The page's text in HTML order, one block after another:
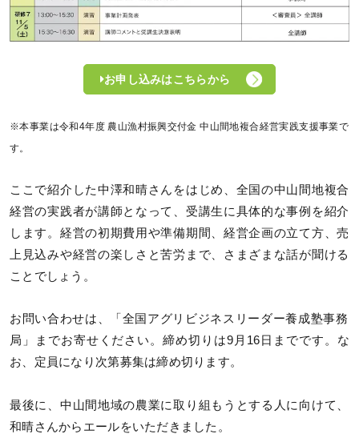
お申し込みはこちらから
※本事業は令和4年度 農山漁村振興交付金 中山間地複合経営実践支援事業で
す。
ここで紹介した中澤和晴さんをはじめ、全国の中山間地複合
経営の実践者が講師となって、受講生に具体的な事例を紹介
します。経営の初期費用や準備期間、経営企画の立て方、売
上見込みや経営の楽しさと苦労まで、さまざまな話が聞ける
ことでしょう。
お問い合わせは、「全国アグリビジネスリーダー養成塾事務
局」までお寄せください。締め切りは9月16日までです。な
お、定員になり次第募集は締め切ります。
最後に、中山間地域の農業に取り組もうとする人に向けて、
和晴さんからエールをいただきました。